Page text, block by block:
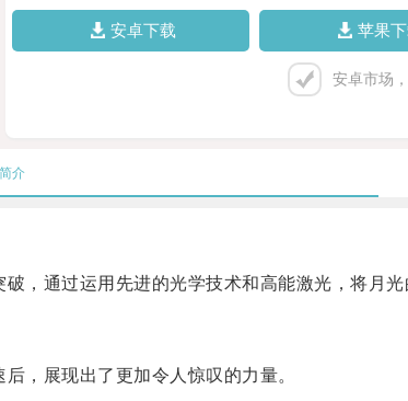
安卓下载 苹果
安卓市场
简介
通过运用先进的光学技术和高能激光，将月光
展现出了更加令人惊叹的力量。